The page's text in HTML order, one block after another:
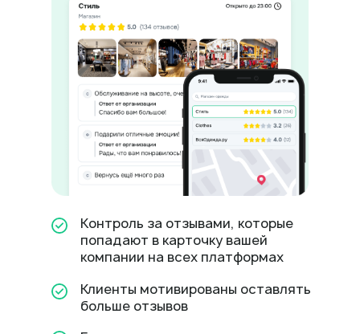
Контроль за отзывами, которые
попадают в карточку вашей
компании на всех платформах
Клиенты мотивированы оставлять
больше отзывов